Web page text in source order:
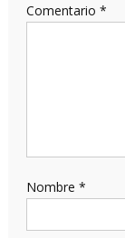
Comentario *
Nombre *